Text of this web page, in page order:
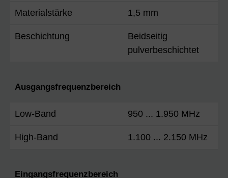
Materialstärke 1,5 mm
Beschichtung
Beidseitig
pulverbeschichtet
Ausgangsfrequenzbereich
Low-Band 950 ... 1.950 MHz
High-Band 1.100 ... 2.150 MHz
Eingangsfrequenzbereich